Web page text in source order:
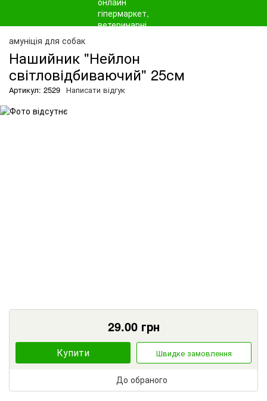
амуніція для собак
Нашийник "Нейлон
світловідбиваючий" 25см
Артикул: 2529 Написати відгук
29.00грн
Купити Швидке замовлення
До обраного